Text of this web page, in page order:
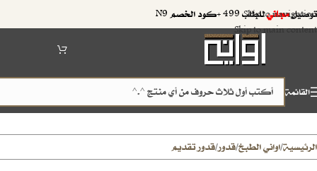
Skip to navigation
Skip to main content
توصيلمجانيللطلب 499 +كود الخصم N9
القائمة
الرئيسية/اواني الطبخ/قدور/قدور تقديم